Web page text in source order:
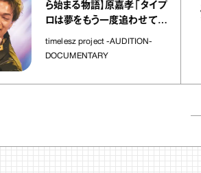
ら始まる物語】原嘉孝「タイプ
ロは夢をもう一度追わせてく
timelesz project -AUDITION-
DOCUMENTARY